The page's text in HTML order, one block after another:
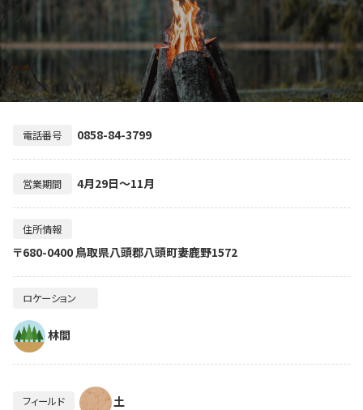
電話番号 0858-84-3799
営業期間 4月29日～11月
住所情報
〒680-0400 鳥取県八頭郡八頭町妻鹿野1572
ロケーション
林間
フィールド 土